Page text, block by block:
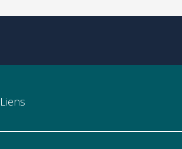
Liens